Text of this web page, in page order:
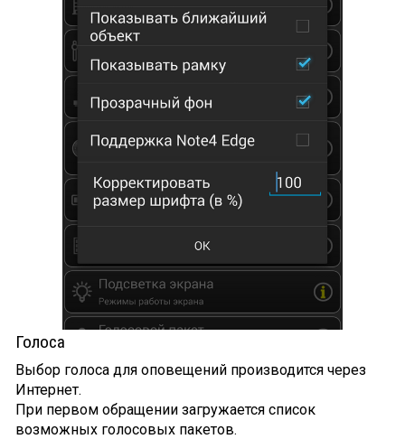
Голоса
Выбор голоса для оповещений производится через
Интернет.
При первом обращении загружается список
возможных голосовых пакетов.